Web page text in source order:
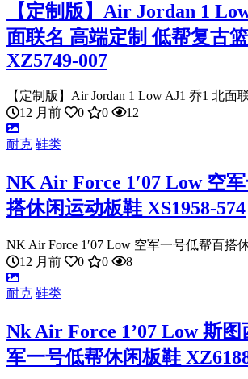
【定制版】Air Jordan 1
面联名 高端定制 低帮复古
XZ5749-007
【定制版】Air Jordan 1 Low AJ1 乔1 北面
12 月前
0 0 12
耐克 鞋类
NK Air Force 1′07 Low 空
搭休闲运动板鞋 XS1958-574
NK Air Force 1′07 Low 空军一号低帮百搭
12 月前
0 0 8
耐克 鞋类
Nk Air Force 1’07 Low 斯
军一号低帮休闲板鞋